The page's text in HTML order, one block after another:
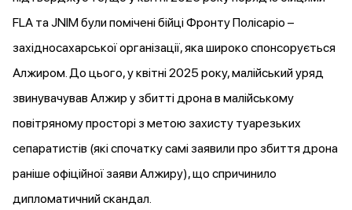
FLA та JNIMбули поміченібійці Фронту Полісаріо –
західносахарської організації, яка широко спонсорується
Алжиром. До цього, у квітні 2025 року, малійський уряд
звинувачував Алжир у збитті дрона в малійському
повітряному просторі з метою захисту туарезьких
сепаратистів (які спочатку самі заявили про збиття дрона
раніше офіційної заяви Алжиру), що спричинило
дипломатичний скандал.